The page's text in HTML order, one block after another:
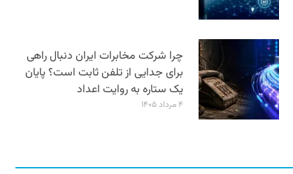
چرا شرکت مخابرات ایران دنبال راهی
برای جدایی از تلفن ثابت است؟ پایان
یک ستاره به روایت اعداد
۴ مرداد ۱۴۰۵